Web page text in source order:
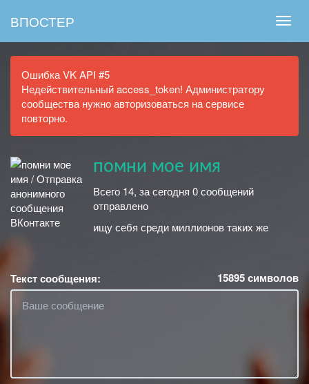
ВПОСТЕР
Ошибка VK API #5
Недействительный access_token! Администратору
сообщества нужно авторизоваться на сервисе
повторно.
помни мое имя
Всего 14, за сегодня 0 сообщений
отправлено
ищу себя среди миллионов таких же
Текст сообщения: 15895символов